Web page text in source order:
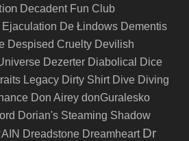
Decadent Fun Club
De Łindows Dementis
Despised Cruelty Devilish
Dezerter Diabolical
Dice
Legacy Dirty Shirt Dive Diving
Don Airey donGuralesko
Dorian's Steaming Shadow
Dreadstone Dreamheart Dr